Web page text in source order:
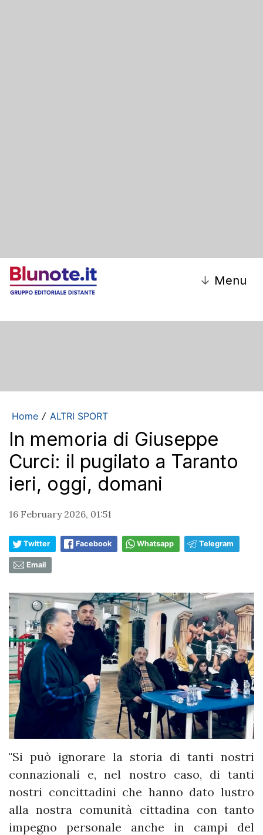
↓ Menu
Home / ALTRI SPORT
In memoria di Giuseppe
Curci: il pugilato a Taranto
ieri, oggi, domani
16 February 2026, 01:51
Twitter Facebook Whatsapp Telegram
Email
"Si può ignorare la storia di tanti nostri
connazionali e, nel nostro caso, di tanti
nostri concittadini che hanno dato lustro
alla nostra comunità cittadina con tanto
impegno personale anche in campi del